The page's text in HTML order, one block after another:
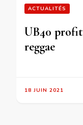
ACTUALITÉS
UB40
reggae
18 JUIN 2021